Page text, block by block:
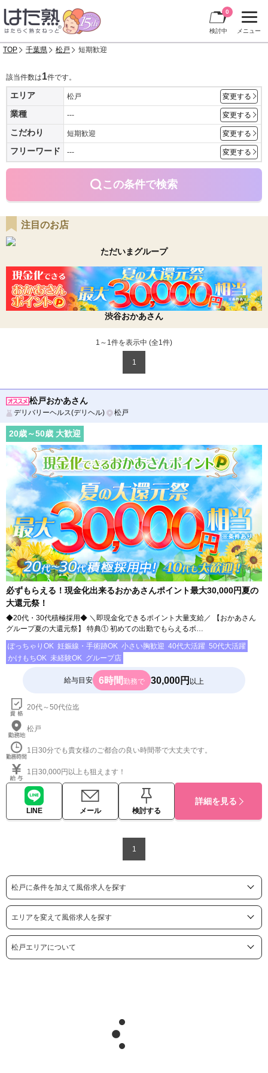
メニュー
検討中
0
TOP 千葉県 松戸 短期歓迎
該当件数は1件です。
エリア 松戸 変更する
業種 --- 変更する
こだわり 短期歓迎 変更する
フリーワード --- 変更する
この条件で検索
注目のお店
ただいまグループ
渋谷おかあさん
1～1件を表示中 (全1件)
1
松戸おかあさん
デリバリーヘルス(デリヘル) 松戸
20歳～50歳 大歓迎
必ずもらえる！現金化出来るおかあさんポイント最大30,000円夏の
大還元祭！
◆20代・30代積極採用◆ ＼即現金化できるポイント大量支給／ 【おかあさん
グループ夏の大還元祭】 特典① 初めての出勤でもらえるボ…
ぽっちゃりOK 妊娠線・手術跡OK 小さい胸歓迎 40代大活躍 50代大活躍
かけもちOK 未経験OK グループ店
給与目安 6時間勤務で 30,000円 以上
20代～50代位迄
松戸
1日30分でも貴女様のご都合の良い時間帯で大丈夫です。
1日30,000円以上も狙えます！
LINE メール 検討する
詳細を見る
1
松戸に条件を加えて風俗求人を探す
エリアを変えて風俗求人を探す
松戸エリアについて